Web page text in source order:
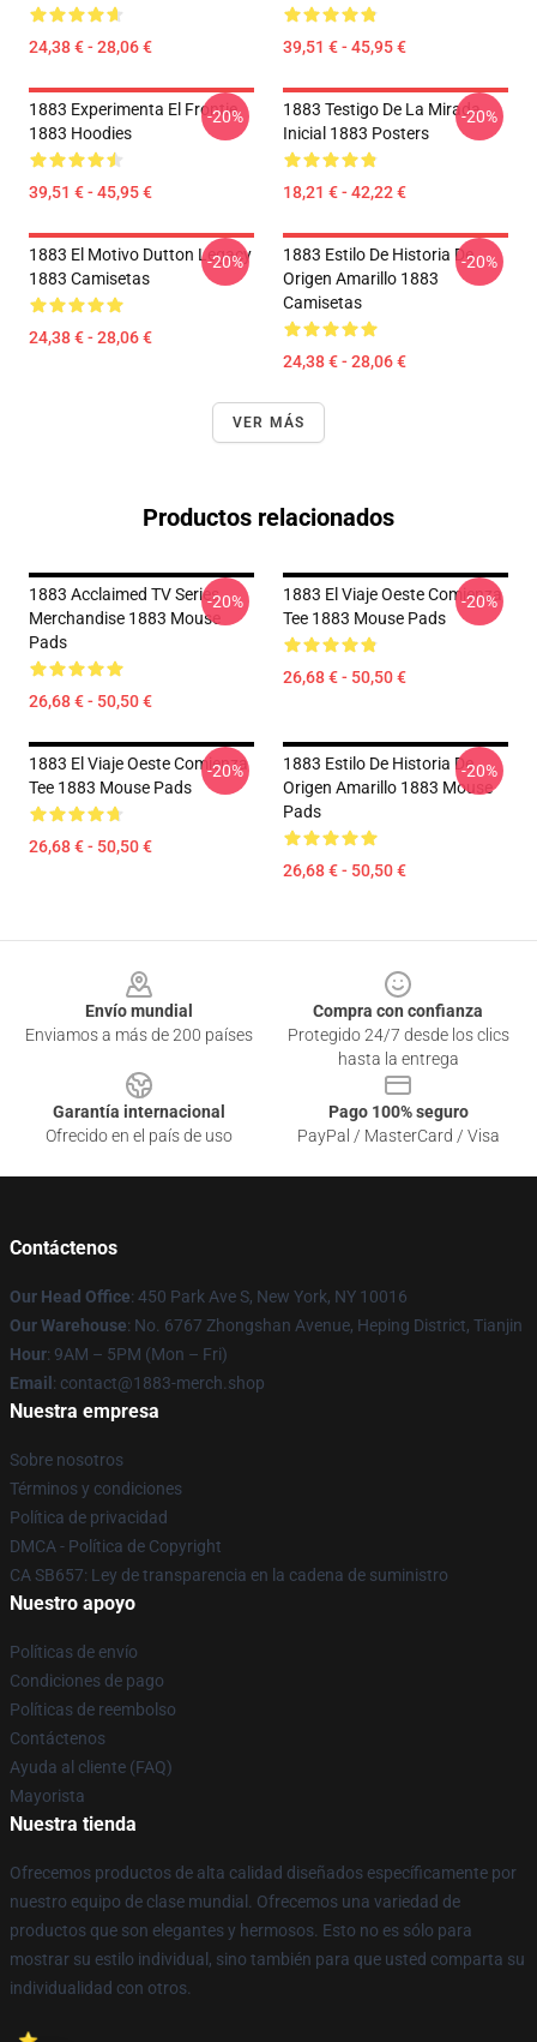
24,38 € - 28,06 € 39,51 € - 45,95 €
1883 Experimenta El Frontie
1883 Hoodies
39,51 € - 45,95 €
-20%
1883 Testigo De La Mirada
Inicial 1883 Posters
18,21 € - 42,22 €
-20%
1883 El Motivo Dutton Legacy
1883 Camisetas
24,38 € - 28,06 €
-20%
1883 Estilo De Historia De
Origen Amarillo 1883
Camisetas
24,38 € - 28,06 €
-20%
VER MÁS
Productos relacionados
1883 Acclaimed TV Series
Merchandise 1883 Mouse
Pads
26,68 € - 50,50 €
-20%
1883 El Viaje Oeste Comienza
Tee 1883 Mouse Pads
26,68 € - 50,50 €
-20%
1883 El Viaje Oeste Comienza
Tee 1883 Mouse Pads
26,68 € - 50,50 €
-20%
1883 Estilo De Historia De
Origen Amarillo 1883 Mouse
Pads
26,68 € - 50,50 €
-20%
Envío mundial
Enviamos a más de 200 países
Compra con confianza
Protegido 24/7 desde los clics
hasta la entrega
Garantía internacional
Ofrecido en el país de uso
Pago 100% seguro
PayPal / MasterCard / Visa
Contáctenos
Our Head Office: 450 Park Ave S, New York, NY 10016
Our Warehouse: No. 6767 Zhongshan Avenue, Heping District, Tianjin
Hour: 9AM – 5PM (Mon – Fri)
Email : contact@1883-merch.shop
Nuestra empresa
Sobre nosotros
Términos y condiciones
Política de privacidad
DMCA - Política de Copyright
CA SB657: Ley de transparencia en la cadena de suministro
Nuestro apoyo
Políticas de envío
Condiciones de pago
Políticas de reembolso
Contáctenos
Ayuda al cliente (FAQ)
Mayorista
Nuestra tienda
Ofrecemos productos de alta calidad diseñados específicamente por
nuestro equipo de clase mundial. Ofrecemos una variedad de
productos que son elegantes y hermosos. Esto no es sólo para
mostrar su estilo individual, sino también para que usted comparta su
individualidad con otros.